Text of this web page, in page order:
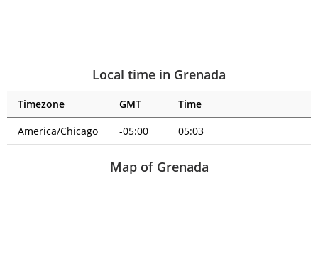
Local time in Grenada
Timezone GMT
Time
America/Chicago
-05:00 05:03
Map of Grenada